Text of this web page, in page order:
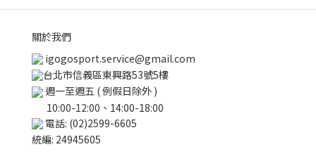
關於我們
igogosport.service@gmail.com
台北市信義區東興路53號5樓
週一至週五 ( 例假日除外 )
10:00-12:00、14:00-18:00
電話: (02)2599-6605
統編: 24945605